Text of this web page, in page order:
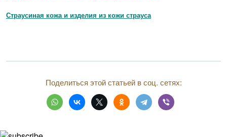
Страусиная кожа и изделия из кожи страуса
Поделиться этой статьей в соц. сетях: